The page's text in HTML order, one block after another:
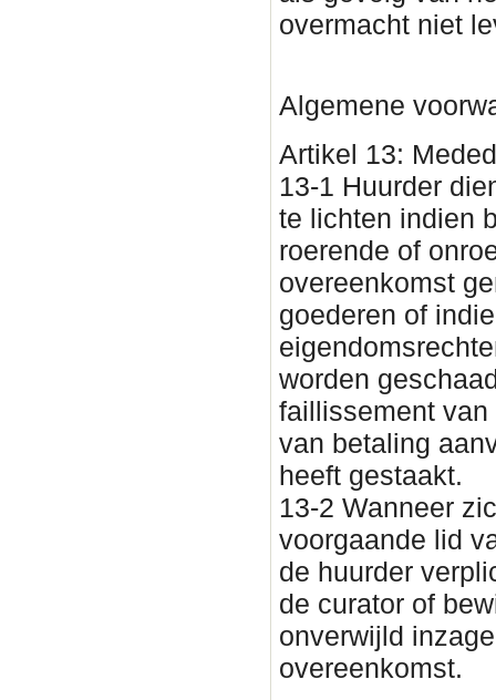
overmacht niet
Algemene
Artikel 13:
13-1 Huurder
te lichten indien
roerende of
overeenkomst
goederen of
worden
faillissement van
van betaling
heeft gestaakt.
13-2 Wanneer
voorgaande lid
de huurder
de curator of
onverwijld
overeenkomst.